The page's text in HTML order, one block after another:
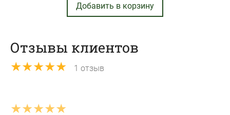
Добавить в корзину
Отзывы клиентов
★★★★★ 1 отзыв
★★★★★